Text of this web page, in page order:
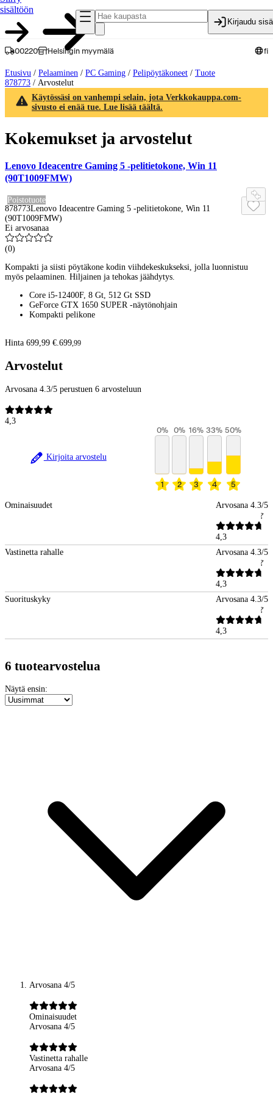
sisältöön
Kirjaudu
00220 Helsingin myymälä fi
Etusivu / Pelaaminen / PC Gaming / Pelipöytäkoneet / Tuote
878773 / Arvostelut
Käytössäsi on vanhempi selain, jota Verkkokauppa.com-
sivusto ei enää tue. Lue lisää täältä.
Kokemukset ja arvostelut
Lenovo Ideacentre Gaming 5 -pelitietokone, Win 11
(90T1009FMW)
Poistotuote
878773Lenovo Ideacentre Gaming 5 -pelitietokone, Win 11
(90T1009FMW)
Ei arvosanaa
(0)
Kompakti ja siisti pöytäkone kodin viihdekeskukseksi, jolla luonnistuu
myös pelaaminen. Hiljainen ja tehokas jäähdytys.
Core i5-12400F, 8 Gt, 512 Gt SSD
GeForce GTX 1650 SUPER -näytönohjain
Kompakti pelikone
Hinta 699,99 €. 699,99
Arvostelut
Arvosana 4.3/5 perustuen 6 arvosteluun
4,3
Kirjoita arvostelu
1
0%
2
0%
3
16%
4
33%
5
50%
Ominaisuudet Arvosana 4.3/5
4,3
Vastinetta rahalle
Arvosana 4.3/5
4,3
Suorituskyky
Arvosana 4.3/5
4,3
6 tuotearvostelua
Näytä ensin:
Arvosana 4/5
Ominaisuudet
Arvosana 4/5
Vastinetta rahalle
Arvosana 4/5